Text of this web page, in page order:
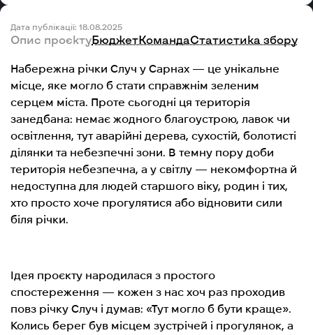
Дата публікації: 18.08.2025
Опис проєктуБюджетКомандаСтатистика збору
Набережна річки Случ у Сарнах — це унікальне
місце, яке могло б стати справжнім зеленим
серцем міста. Проте сьогодні ця територія
занедбана: немає жодного благоустрою, лавок чи
освітлення, тут аварійні дерева, сухостій, болотисті
ділянки та небезпечні зони. В темну пору доби
територія небезпечна, а у світлу — некомфортна й
недоступна для людей старшого віку, родин і тих,
хто просто хоче прогулятися або відновити сили
біля річки.
Ідея проєкту народилася з простого
спостереження — кожен з нас хоч раз проходив
повз річку Случ і думав: «Тут могло б бути краще».
Колись берег був місцем зустрічей і прогулянок, а